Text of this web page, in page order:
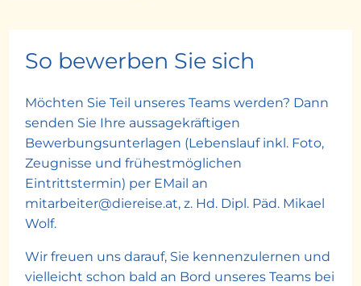
So bewerben Sie sich
Möchten Sie Teil unseres Teams werden? Dann
senden Sie Ihre aussagekräftigen
Bewerbungsunterlagen (Lebenslauf inkl. Foto,
Zeugnisse und frühestmöglichen
Eintrittstermin) per EMail an
mitarbeiter@diereise.at, z. Hd. Dipl. Päd. Mikael
Wolf.
Wir freuen uns darauf, Sie kennenzulernen und
vielleicht schon bald an Bord unseres Teams bei